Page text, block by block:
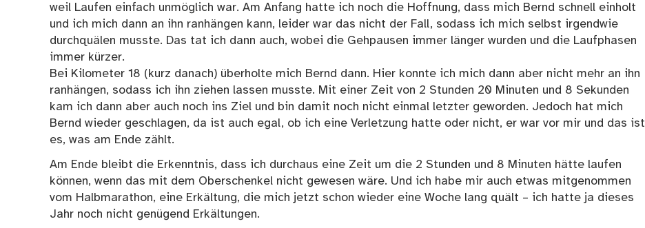
weil Laufen einfach unmöglich war. Am Anfang hatte ich noch die Hoffnung, dass mich Bernd schnell einholt
und ich mich dann an ihn ranhängen kann, leider war das nicht der Fall, sodass ich mich selbst irgendwie
durchquälen musste. Das tat ich dann auch, wobei die Gehpausen immer länger wurden und die Laufphasen
immer kürzer.
Bei Kilometer 18 (kurz danach) überholte mich Bernd dann. Hier konnte ich mich dann aber nicht mehr an ihn
ranhängen, sodass ich ihn ziehen lassen musste. Mit einer Zeit von 2 Stunden 20 Minuten und 8 Sekunden
kam ich dann aber auch noch ins Ziel und bin damit noch nicht einmal letzter geworden. Jedoch hat mich
Bernd wieder geschlagen, da ist auch egal, ob ich eine Verletzung hatte oder nicht, er war vor mir und das ist
es, was am Ende zählt.
Am Ende bleibt die Erkenntnis, dass ich durchaus eine Zeit um die 2 Stunden und 8 Minuten hätte laufen
können, wenn das mit dem Oberschenkel nicht gewesen wäre. Und ich habe mir auch etwas mitgenommen
vom Halbmarathon, eine Erkältung, die mich jetzt schon wieder eine Woche lang quält – ich hatte ja dieses
Jahr noch nicht genügend Erkältungen.